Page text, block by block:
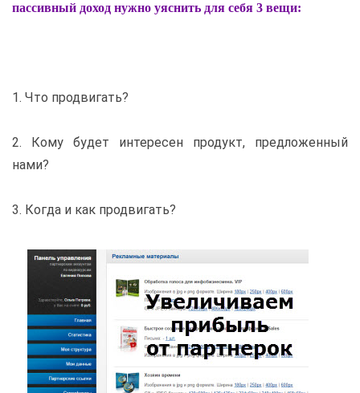
пассивный доход нужно уяснить для себя 3 вещи:
1. Что продвигать?
2. Кому будет интересен продукт, предложенный
нами?
3. Когда и как продвигать?